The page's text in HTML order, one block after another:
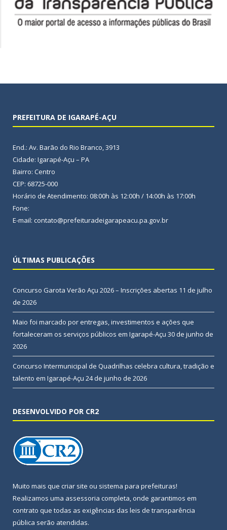
PREFEITURA DE IGARAPÉ-AÇU
End.: Av. Barão do Rio Branco, 3913
Cidade: Igarapé-Açu – PA
Bairro: Centro
CEP: 68725-000
Horário de Atendimento: 08:00h às 12:00h / 14:00h às 17:00h
Fone:
E-mail: contato@prefeituradeigarapeacu.pa.gov.br
ÚLTIMAS PUBLICAÇÕES
Concurso Garota Verão Açu 2026 – Inscrições abertas 11 de julho
de 2026
Maio foi marcado por entregas, investimentos e ações que
fortaleceram os serviços públicos em Igarapé-Açu 30 de junho de
2026
Concurso Intermunicipal de Quadrilhas celebra cultura, tradição e
talento em Igarapé-Açu 24 de junho de 2026
DESENVOLVIDO POR CR2
Muito mais que criar site ou sistema para prefeituras!
Realizamos uma assessoria completa, onde garantimos em
contrato que todas as exigências das leis de transparência
pública serão atendidas.